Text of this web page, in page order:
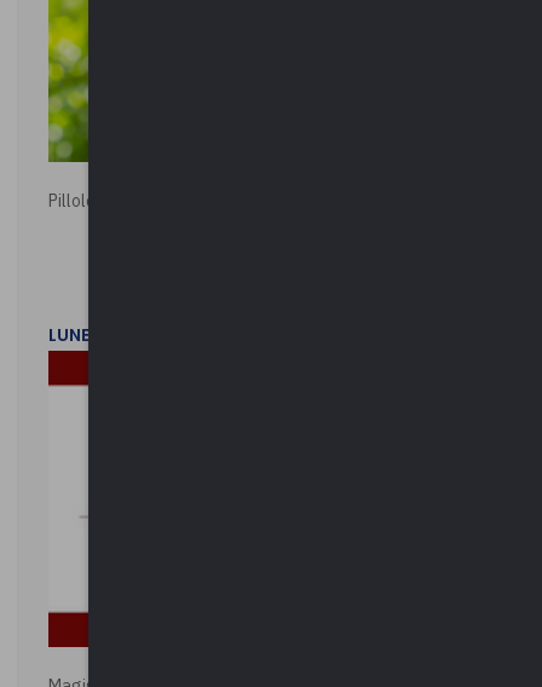
Pillole ambientali | 2026
LUNEDì 2 FEBBRAIO 2026